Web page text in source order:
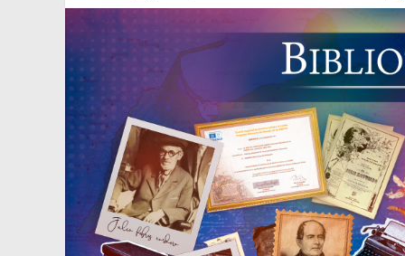
Una Parálisis
Modesta Bor
Gaceta Oficial
Catálogo